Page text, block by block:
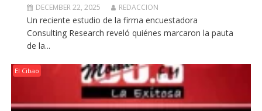
DECEMBER 22, 2025 REDACCION
Un reciente estudio de la firma encuestadora
Consulting Research reveló quiénes marcaron la pauta
de la...
El Cibao